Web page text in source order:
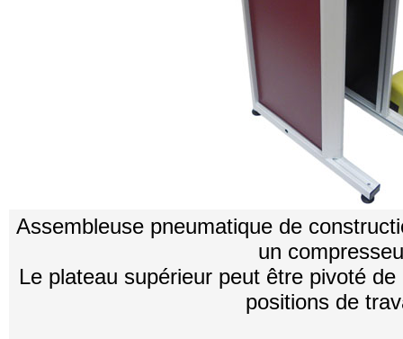
Assembleuse pneumatique de
un
Le plateau supérieur peut être pivoté
positions de